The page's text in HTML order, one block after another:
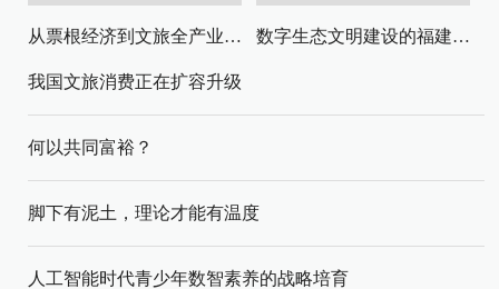
从票根经济到文旅全产业链升级 数字生态文明建设的福建路径与启示
我国文旅消费正在扩容升级
何以共同富裕？
脚下有泥土，理论才能有温度
人工智能时代青少年数智素养的战略培育